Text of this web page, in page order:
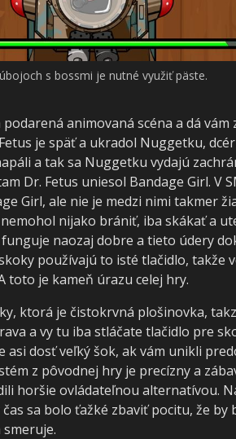
s bossmi je nutné využiť päste.
animovaná scéna a dá
je späť a ukradol Nuggetku,
a tak sa Nuggetku vydajú
Dr. Fetus uniesol Bandage Girl. V
Girl, ale nie je medzi nimi takmer
nijako brániť, iba skákať a
naozaj dobre a tieto údery
používajú to isté tlačidlo, takže
toto je kameň úrazu celej hry.
ktorá je čistokrvná plošinovka,
a vy tu iba stláčate tlačidlo pre
dosť veľký šok, ak vám unikli
z pôvodnej hry je precízny a
horšie ovládateľnou alternatívou.
sa bolo ťažké zbaviť pocitu, že by